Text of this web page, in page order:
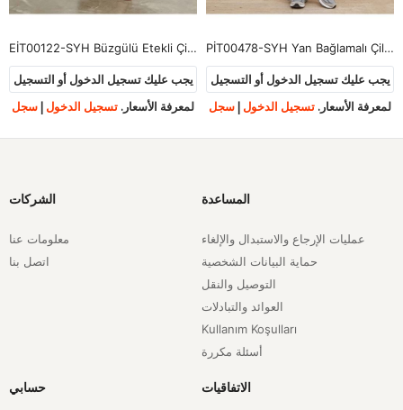
EİT00122-SYH Büzgülü Etekli Çilek Takım-Siyah
يجب عليك تسجيل الدخول أو التسجيل
لمعرفة الأسعار. تسجيل الدخول | سجل
PİT00478-SYH Yan Bağlamalı Çilek Takım-Siyah
يجب عليك تسجيل الدخول أو التسجيل
لمعرفة الأسعار. تسجيل الدخول | سجل
الشركات
معلومات عنا
اتصل بنا
المساعدة
عمليات الإرجاع والاستبدال والإلغاء
حماية البيانات الشخصية
التوصيل والنقل
العوائد والتبادلات
Kullanım Koşulları
أسئلة مكررة
حسابي الاتفاقيات